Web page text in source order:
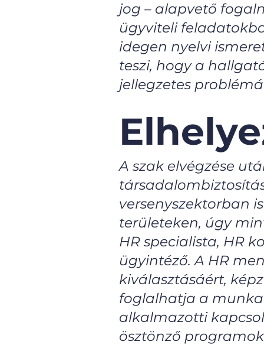
jog – alapvető
ügyviteli
idegen nyelvi
teszi, hogy a
jellegzetes
A szak elvégzése
versenyszektorban
területeken, úgy
HR specialista, HR
ügyintéző. A HR
kiválasztásáért,
foglalhatja a
alkalmazotti
ösztönző